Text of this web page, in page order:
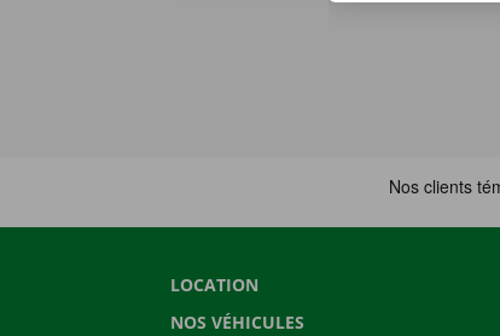
LOCATION
NOS VÉHICULES